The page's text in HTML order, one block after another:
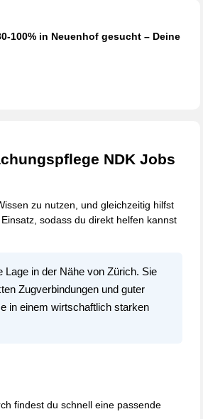
100% in Neuenhof gesucht – Deine
NDK Jobs
zu nutzen, und gleichzeitig hilfst
sodass du direkt helfen kannst
Lage in der Nähe von Zürich. Sie
Zugverbindungen und guter
in einem wirtschaftlich starken
findest du schnell eine passende